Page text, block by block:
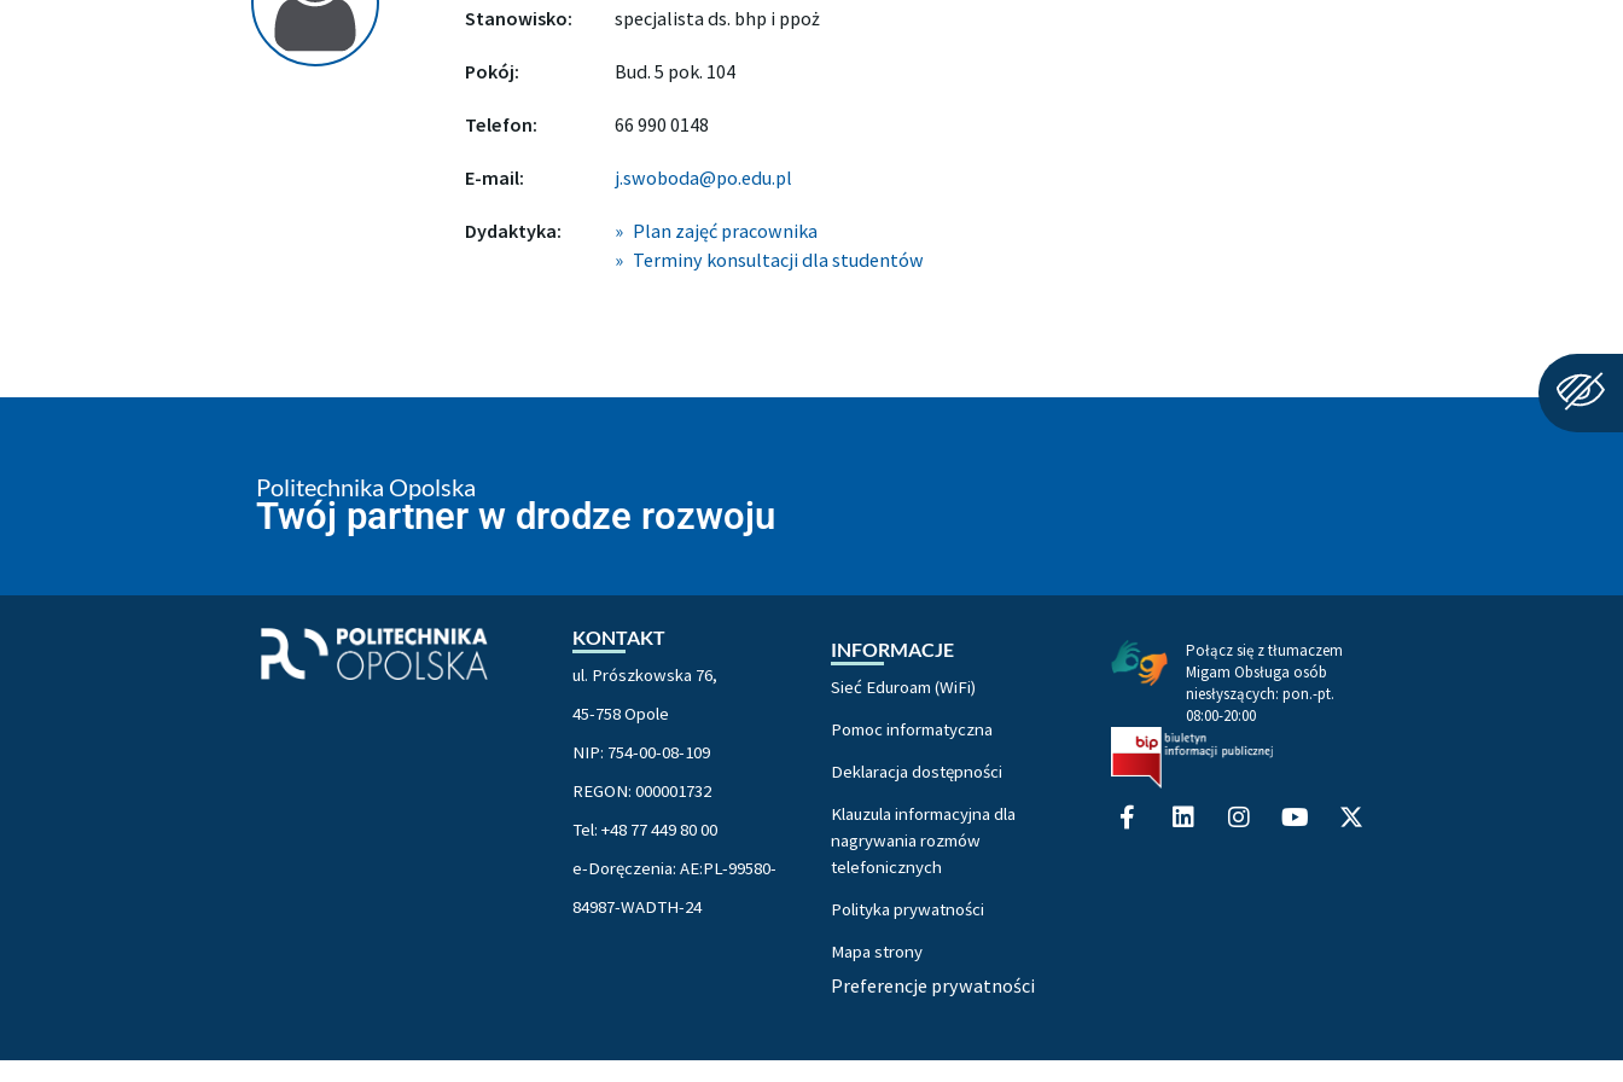
Stanowisko: specjalista ds. bhp i ppoż
Pokój: Bud. 5 pok. 104
Telefon: 66 990 0148
E-mail: j.swoboda@po.edu.pl
Dydaktyka:
Plan zajęć pracownika
Terminy konsultacji dla studentów
Politechnika Opolska
Twój partner w drodze rozwoju
KONTAKT
ul. Prószkowska 76,
45-758 Opole
NIP: 754-00-08-109
REGON: 000001732
Tel: +48 77 449 80 00
e-Doręczenia: AE:PL-99580-
84987-WADTH-24
INFORMACJE
Sieć Eduroam (WiFi)
Pomoc informatyczna
Deklaracja dostępności
Klauzula informacyjna dla
nagrywania rozmów
telefonicznych
Polityka prywatności
Mapa strony
Preferencje prywatności
Połącz się z tłumaczem
Migam Obsługa osób
niesłyszących: pon.-pt.
08:00-20:00
Facebook-
f
LinkedinInstagram
twitter